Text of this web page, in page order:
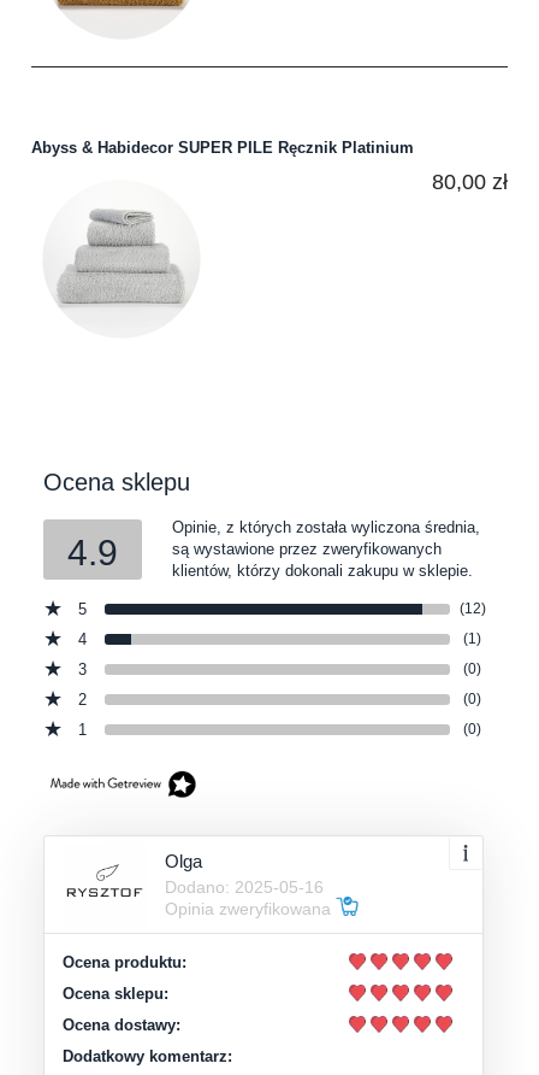
Abyss & Habidecor SUPER PILE Ręcznik Platinium
80,00 zł
Ocena sklepu
4.9
Opinie, z których została wyliczona średnia,
są wystawione przez zweryfikowanych
klientów, którzy dokonali zakupu w sklepie.
5 (12)
4 (1)
3 (0)
2 (0)
1 (0)
Olga
Dodano: 2025-05-16
Opinia zweryfikowana
Ocena produktu:
Ocena sklepu:
Ocena dostawy:
Dodatkowy komentarz: